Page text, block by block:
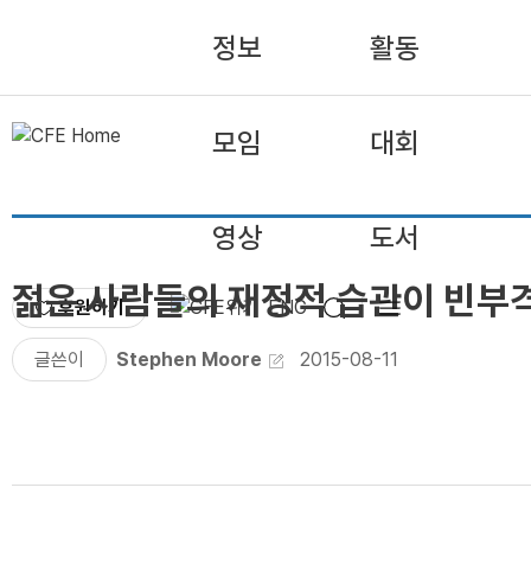
정보 활동
모임 대회
영상 도서
후원하기 ENG
젊은 사람들의 재정적 습관이 빈부
글쓴이 Stephen Moore 2015-08-11